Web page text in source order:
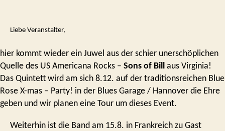
Liebe Veranstalter,
hier kommt wieder ein Juwel aus der schier unerschöplichen
Quelle des US Americana Rocks – Sons of Bill aus Virginia!
Das Quintett wird am sich 8.12. auf der traditionsreichen Blue
Rose X-mas – Party! in der Blues Garage / Hannover die Ehre
geben und wir planen eine Tour um dieses Event.
Weiterhin ist die Band am 15.8. in Frankreich zu Gast